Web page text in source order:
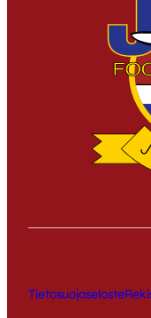
Tietosuojaseloste